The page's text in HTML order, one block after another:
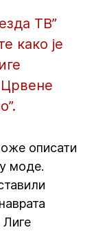
ТВ”
како је
описати
моде.
Лиге